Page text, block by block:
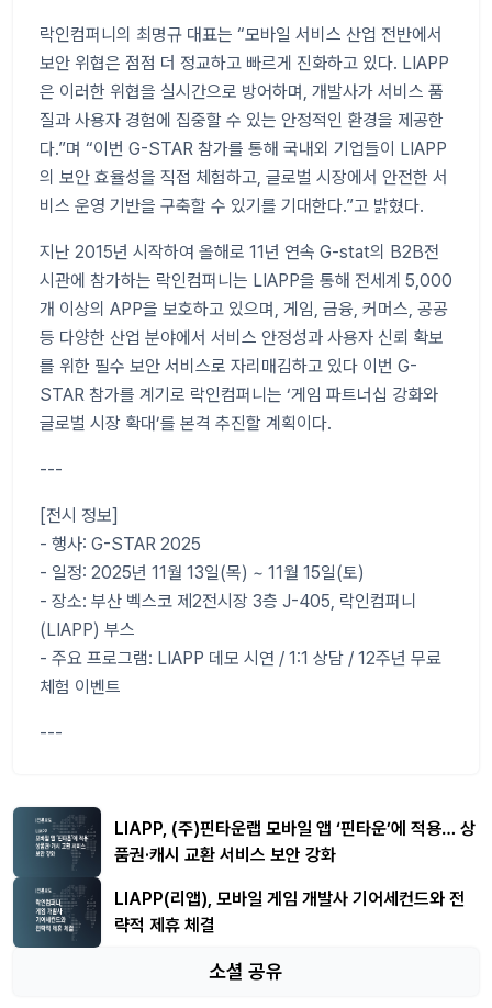
락인컴퍼니의 최명규 대표는 “모바일 서비스 산업 전반에서
보안 위협은 점점 더 정교하고 빠르게 진화하고 있다. LIAPP
은 이러한 위협을 실시간으로 방어하며, 개발사가 서비스 품
질과 사용자 경험에 집중할 수 있는 안정적인 환경을 제공한
다.”며 “이번 G-STAR 참가를 통해 국내외 기업들이 LIAPP
의 보안 효율성을 직접 체험하고, 글로벌 시장에서 안전한 서
비스 운영 기반을 구축할 수 있기를 기대한다.”고 밝혔다.
지난 2015년 시작하여 올해로 11년 연속 G-stat의 B2B전
시관에 참가하는 락인컴퍼니는 LIAPP을 통해 전세계 5,000
개 이상의 APP을 보호하고 있으며, 게임, 금융, 커머스, 공공
등 다양한 산업 분야에서 서비스 안정성과 사용자 신뢰 확보
를 위한 필수 보안 서비스로 자리매김하고 있다 이번 G-
STAR 참가를 계기로 락인컴퍼니는 ‘게임 파트너십 강화와
글로벌 시장 확대’를 본격 추진할 계획이다.
---
[전시 정보]
- 행사: G-STAR 2025
- 일정: 2025년 11월 13일(목) ~ 11월 15일(토)
- 장소: 부산 벡스코 제2전시장 3층 J-405, 락인컴퍼니
(LIAPP) 부스
- 주요 프로그램: LIAPP 데모 시연 / 1:1 상담 / 12주년 무료
체험 이벤트
---
LIAPP, (주)핀타운랩 모바일 앱 ‘핀타운’에 적용… 상
품권·캐시 교환 서비스 보안 강화
LIAPP(리앱), 모바일 게임 개발사 기어세컨드와 전
략적 제휴 체결
소셜 공유